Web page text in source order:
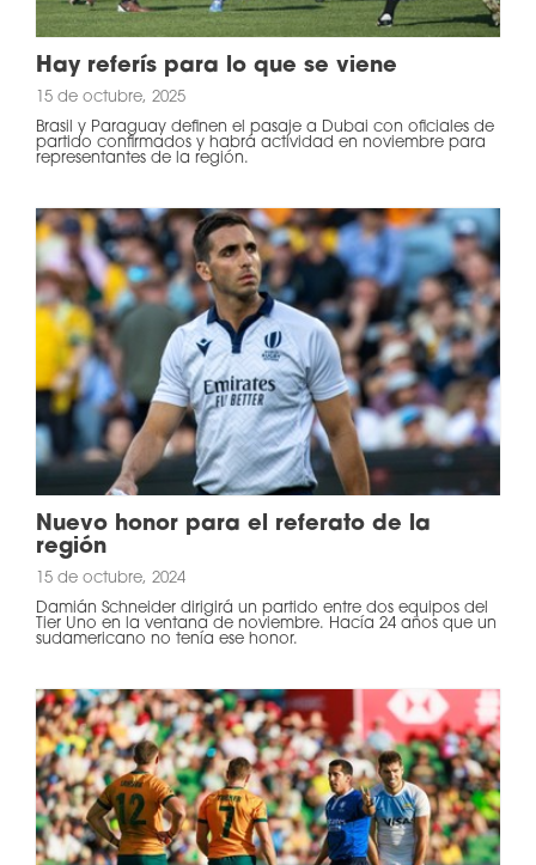
Hay referís para lo que se viene
15 de octubre, 2025
Brasil y Paraguay definen el pasaje a Dubai con oficiales de
partido confirmados y habrá actividad en noviembre para
representantes de la región.
Nuevo honor para el referato de la
región
15 de octubre, 2024
Damián Schneider dirigirá un partido entre dos equipos del
Tier Uno en la ventana de noviembre. Hacía 24 años que un
sudamericano no tenía ese honor.